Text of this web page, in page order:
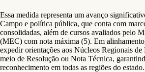
Essa medida representa um avanço
Campo e política pública, que conta com
consolidadas, além de cursos avaliados pelo
(MEC) com nota máxima (5). Em
expedir orientações aos Núcleos Regionais
meio de Resolução ou Nota Técnica,
reconhecimento em todas as regiões do estado.